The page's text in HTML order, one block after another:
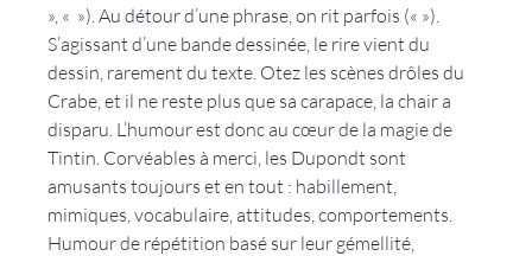
», « »). Au détour d’une phrase, on rit parfois (« »).
S’agissant d’une bande dessinée, le rire vient du
dessin, rarement du texte. Otez les scènes drôles du
Crabe, et il ne reste plus que sa carapace, la chair a
disparu. L’humour est donc au cœur de la magie de
Tintin. Corvéables à merci, les Dupondt sont
amusants toujours et en tout : habillement,
mimiques, vocabulaire, attitudes, comportements.
Humour de répétition basé sur leur gémellité,